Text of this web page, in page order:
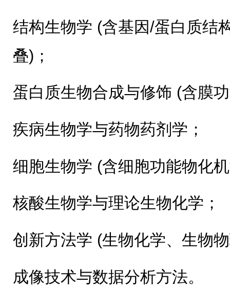
结构生物学 (含基因/蛋白质结
叠)；
蛋白质生物合成与修饰 (含膜
疾病生物学与药物药剂学；
细胞生物学 (含细胞功能物化
核酸生物学与理论生物化学；
创新方法学 (生物化学、生物
成像技术与数据分析方法。